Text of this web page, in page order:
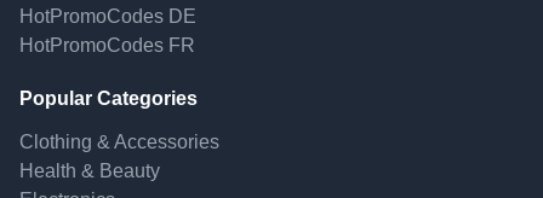
HotPromoCodes DE
HotPromoCodes FR
Popular Categories
Clothing & Accessories
Health & Beauty